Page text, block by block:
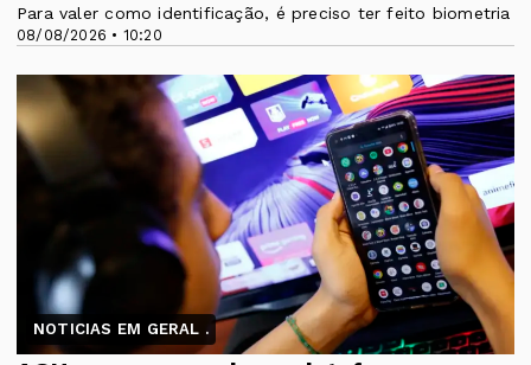
08/08/2026 • 10:20
Para valer como identificação, é preciso ter feito biometria
NOTICIAS EM GERAL .